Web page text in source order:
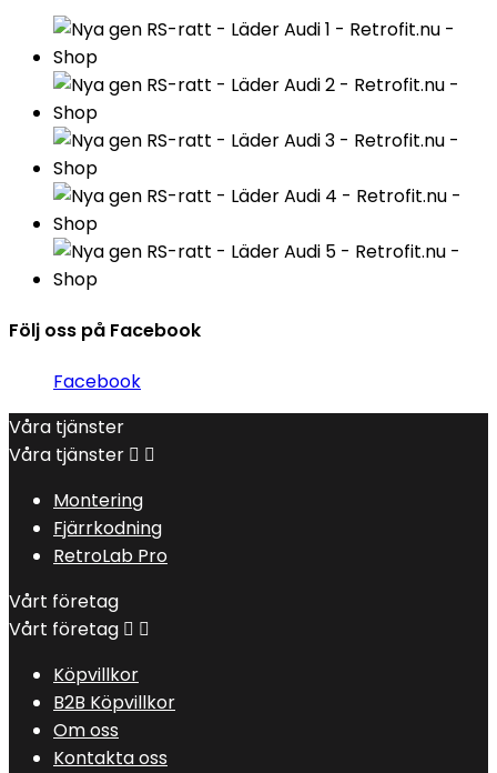
Följ oss på Facebook
Facebook
Våra tjänster
Våra tjänster  
Montering
Fjärrkodning
RetroLab Pro
Vårt företag
Vårt företag  
Köpvillkor
B2B Köpvillkor
Om oss
Kontakta oss